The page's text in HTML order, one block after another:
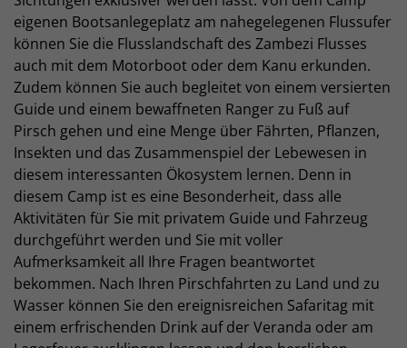
eigenen Bootsanlegeplatz am nahegelegenen Flussufer
können Sie die Flusslandschaft des Zambezi Flusses
auch mit dem Motorboot oder dem Kanu erkunden.
Zudem können Sie auch begleitet von einem versierten
Guide und einem bewaffneten Ranger zu Fuß auf
Pirsch gehen und eine Menge über Fährten, Pflanzen,
Insekten und das Zusammenspiel der Lebewesen in
diesem interessanten Ökosystem lernen. Denn in
diesem Camp ist es eine Besonderheit, dass alle
Aktivitäten für Sie mit privatem Guide und Fahrzeug
durchgeführt werden und Sie mit voller
Aufmerksamkeit all Ihre Fragen beantwortet
bekommen. Nach Ihren Pirschfahrten zu Land und zu
Wasser können Sie den ereignisreichen Safaritag mit
einem erfrischenden Drink auf der Veranda oder am